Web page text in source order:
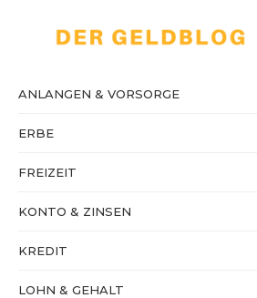
ANLANGEN & VORSORGE
ERBE
FREIZEIT
KONTO & ZINSEN
KREDIT
LOHN & GEHALT